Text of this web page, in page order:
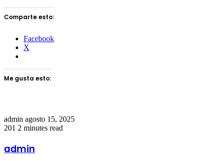
Comparte esto:
Facebook
X
Me gusta esto:
admin Send
an
agosto 15, 2025
201 2 minutes read
admin